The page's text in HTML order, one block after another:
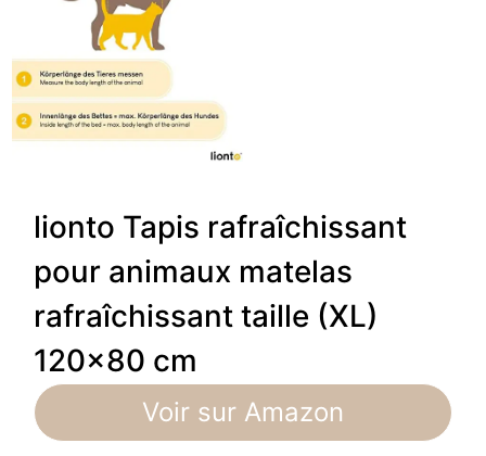
lionto Tapis rafraîchissant
pour animaux matelas
rafraîchissant taille (XL)
120×80 cm
Voir sur Amazon